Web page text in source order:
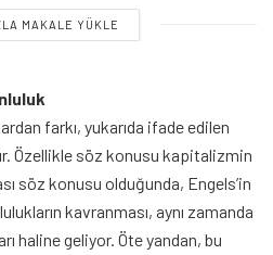
MAKALE YÜKLE
farkı, yukarıda ifade edilen
Özellikle söz konusu kapitalizmin
söz konusu olduğunda, Engels’in
kavranması, aynı zamanda
haline geliyor. Öte yandan, bu